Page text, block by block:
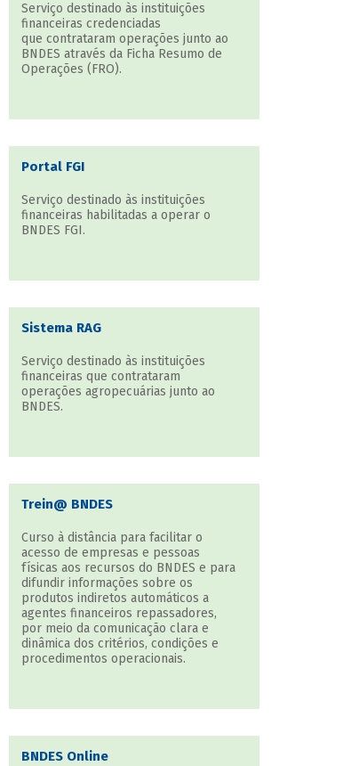
Serviço destinado às instituições
financeiras credenciadas
que contrataram operações junto ao
BNDES através da Ficha Resumo de
Operações (FRO).
Portal FGI
Serviço destinado às instituições
financeiras habilitadas a operar o
BNDES FGI.
Sistema RAG
Serviço destinado às instituições
financeiras que contrataram
operações agropecuárias junto ao
BNDES.
Trein@ BNDES
Curso à distância para facilitar o
acesso de empresas e pessoas
físicas aos recursos do BNDES e para
difundir informações sobre os
produtos indiretos automáticos a
agentes financeiros repassadores,
por meio da comunicação clara e
dinâmica dos critérios, condições e
procedimentos operacionais.
BNDES Online